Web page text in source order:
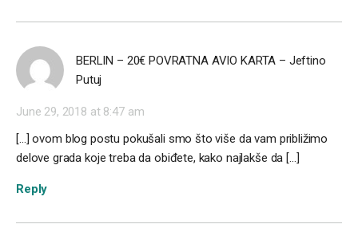
BERLIN – 20€ POVRATNA AVIO KARTA – Jeftino
Putuj
June 29, 2018 at 8:47 am
[…] ovom blog postu pokušali smo što više da vam približimo
delove grada koje treba da obiđete, kako najlakše da […]
Reply